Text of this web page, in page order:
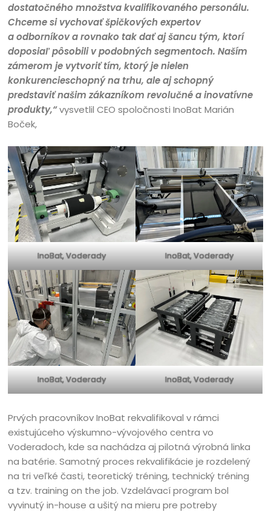
dostatočného množstva kvalifikovaného personálu.
Chceme si vychovať špičkových expertov
a odborníkov a rovnako tak dať aj šancu tým, ktorí
doposiaľ pôsobili v podobných segmentoch. Naším
zámerom je vytvoriť tím, ktorý je nielen
konkurencieschopný na trhu, ale aj schopný
predstaviť našim zákazníkom revolučné a inovatívne
produkty,“vysvetlil CEO spoločnosti InoBat Marián
Boček,
InoBat, Voderady InoBat, Voderady
InoBat, Voderady InoBat, Voderady
Prvých pracovníkov InoBat rekvalifikoval v rámci
existujúceho výskumno-vývojového centra vo
Voderadoch, kde sa nachádza aj pilotná výrobná linka
na batérie. Samotný proces rekvalifikácie je rozdelený
na tri veľké časti, teoretický tréning, technický tréning
a tzv. training on the job. Vzdelávací program bol
vyvinutý in-house a ušitý na mieru pre potreby